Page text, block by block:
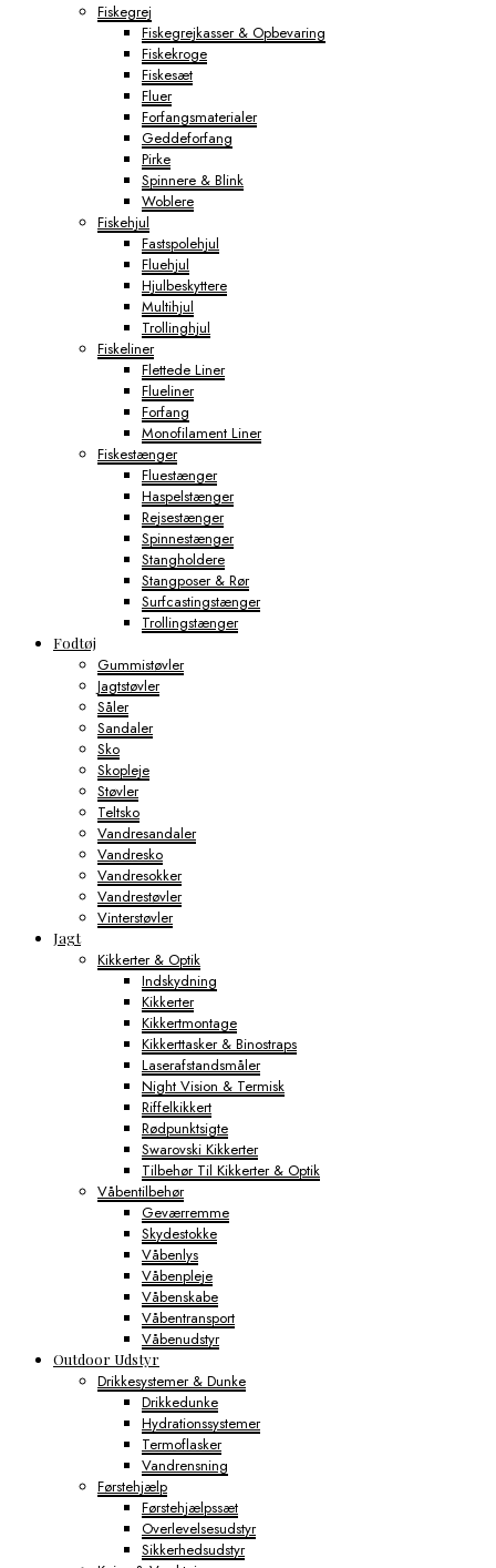
Fiskegrej
Fiskegrejkasser & Opbevaring
Fiskekroge
Fiskesæt
Fluer
Forfangsmaterialer
Geddeforfang
Pirke
Spinnere & Blink
Woblere
Fiskehjul
Fastspolehjul
Fluehjul
Hjulbeskyttere
Multihjul
Trollinghjul
Fiskeliner
Flettede Liner
Flueliner
Forfang
Monofilament Liner
Fiskestænger
Fluestænger
Haspelstænger
Rejsestænger
Spinnestænger
Stangholdere
Stangposer & Rør
Surfcastingstænger
Trollingstænger
Fodtøj
Gummistøvler
Jagtstøvler
Såler
Sandaler
Sko
Skopleje
Støvler
Teltsko
Vandresandaler
Vandresko
Vandresokker
Vandrestøvler
Vinterstøvler
Jagt
Kikkerter & Optik
Indskydning
Kikkerter
Kikkertmontage
Kikkerttasker & Binostraps
Laserafstandsmåler
Night Vision & Termisk
Riffelkikkert
Rødpunktsigte
Swarovski Kikkerter
Tilbehør Til Kikkerter & Optik
Våbentilbehør
Geværremme
Skydestokke
Våbenlys
Våbenpleje
Våbenskabe
Våbentransport
Våbenudstyr
Outdoor Udstyr
Drikkesystemer & Dunke
Drikkedunke
Hydrationssystemer
Termoflasker
Vandrensning
Førstehjælp
Førstehjælpssæt
Overlevelsesudstyr
Sikkerhedsudstyr